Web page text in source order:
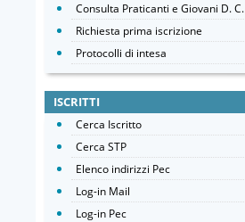
Consulta Praticanti e Giovani D. C.
Richiesta prima iscrizione
Protocolli di intesa
ISCRITTI
Cerca Iscritto
Cerca STP
Elenco indirizzi Pec
Log-in Mail
Log-in Pec